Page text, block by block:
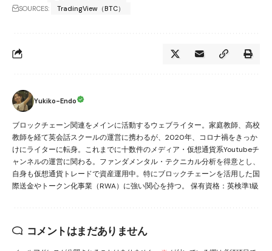
SOURCES:
TradingView（BTC）
Yukiko-Endo
ブロックチェーン関連をメインに活動するウェブライター。家庭教師、高校
教師を経て英会話スクールの運営に携わるが、2020年、コロナ禍をきっか
けにライターに転身。これまでに十数件のメディア・仮想通貨系Youtubeチ
ャンネルの運営に関わる。ファンダメンタル・テクニカル分析を得意とし、
自身も仮想通貨トレードで資産運用中。特にブロックチェーンを活用した国
際送金やトークン化事業（RWA）に強い関心を持つ。 保有資格：英検準1級
コメントはまだありません